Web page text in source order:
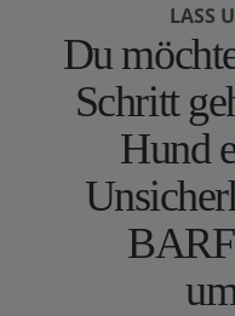
LASS
Du
Schritt
Hund